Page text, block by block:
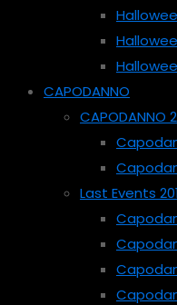
CAPODANNO
CAPODANNO
Last Events